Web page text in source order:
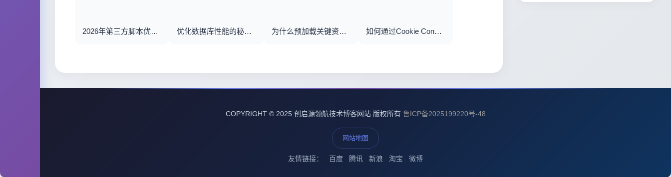
2026年第三方脚本优化策略：掌控外部资源的秘密武器 优化数据库性能的秘密武器：数据库优化、查询优化与索引建立揭秘 为什么预加载关键资源能让你的网站瞬间变快？ 如何通过Cookie Consent优化实现2026年GDPR合规与用户体验双赢
COPYRIGHT © 2025 创启源领航技术博客网站 版权所有 鲁ICP备2025199220号-48
网站地图
友情链接： 百度 腾讯 新浪 淘宝 微博